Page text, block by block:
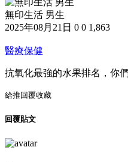
無印生活 男生
2025年08月21日 0 0 1,863
醫療保健
抗氧化最強的水果排名，你
給推回覆收藏
回覆貼文